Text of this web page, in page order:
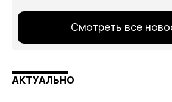
Смотреть все
АКТУАЛЬНО